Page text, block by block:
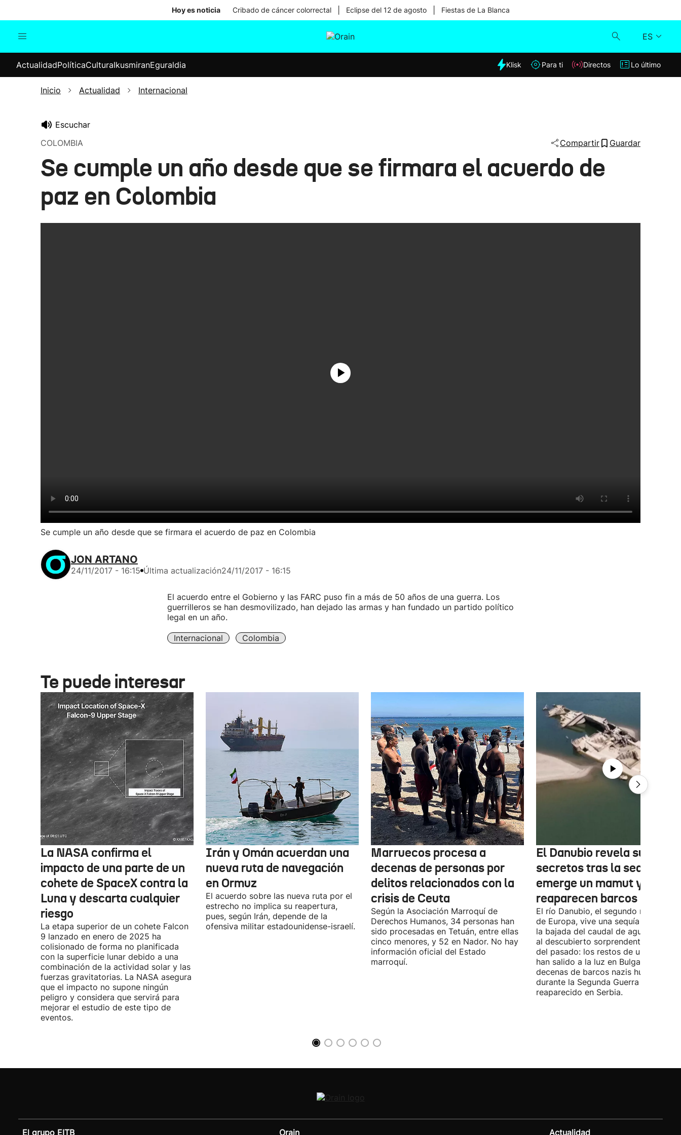
Hoy es noticia Cribado de cáncer colorrectal Eclipse del 12 de agosto Fiestas de La Blanca
ES
Internacional
Elecciones
Klisk
ActualidadPolíticaCulturaIkusmiranEguraldia Klisk Para ti Directos Lo último
Inicio Actualidad Internacional
Escuchar
COLOMBIA
Compartir Guardar
Se cumple un año desde que se firmara el acuerdo de
paz en Colombia
Se cumple un año desde que se firmara el acuerdo de paz en Colombia
JON ARTANO
24/11/2017 - 16:15 Última actualización24/11/2017 - 16:15
El acuerdo entre el Gobierno y las FARC puso fin a más de 50 años de una guerra. Los
guerrilleros se han desmovilizado, han dejado las armas y han fundado un partido político
legal en un año.
Internacional Colombia
Te puede interesar
La NASA confirma el
impacto de una parte de un
cohete de SpaceX contra la
Luna y descarta cualquier
riesgo
La etapa superior de un cohete Falcon
9 lanzado en enero de 2025 ha
colisionado de forma no planificada
con la superficie lunar debido a una
combinación de la actividad solar y las
fuerzas gravitatorias. La NASA asegura
que el impacto no supone ningún
peligro y considera que servirá para
mejorar el estudio de este tipo de
eventos.
Irán y Omán acuerdan una
nueva ruta de navegación
en Ormuz
El acuerdo sobre las nueva ruta por el
estrecho no implica su reapertura,
pues, según Irán, depende de la
ofensiva militar estadounidense-israelí.
Marruecos procesa a
decenas de personas por
delitos relacionados con la
crisis de Ceuta
Según la Asociación Marroquí de
Derechos Humanos, 34 personas han
sido procesadas en Tetuán, entre ellas
cinco menores, y 52 en Nador. No hay
información oficial del Estado
marroquí.
El Danubio revela sus
secretos tras la sequía:
emerge un mamut y
reaparecen barcos nazis
El río Danubio, el segundo más largo
de Europa, vive una sequía histórica
la bajada del caudal de agua ha
al descubierto sorprendentes
del pasado: los restos de un mamut
han salido a la luz en Bulgaria y
decenas de barcos nazis hundidos
durante la Segunda Guerra Mundial
reaparecido en Serbia.
El grupo EITB Orain Actualidad